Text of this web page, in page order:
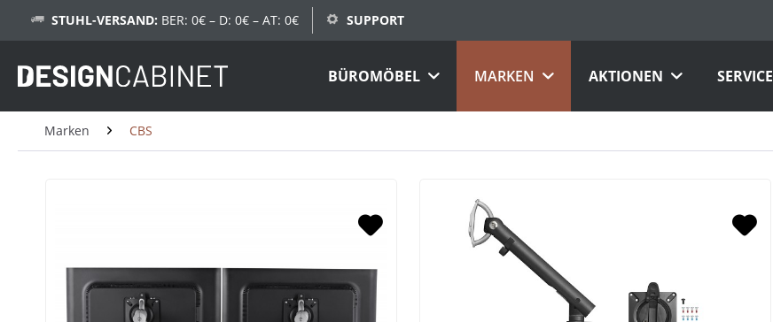
STUHL-VERSAND: BER: 0€ – D: 0€ – AT: 0€ SUPPORT
BÜROMÖBEL MARKEN AKTIONEN SERVICE
Marken CBS